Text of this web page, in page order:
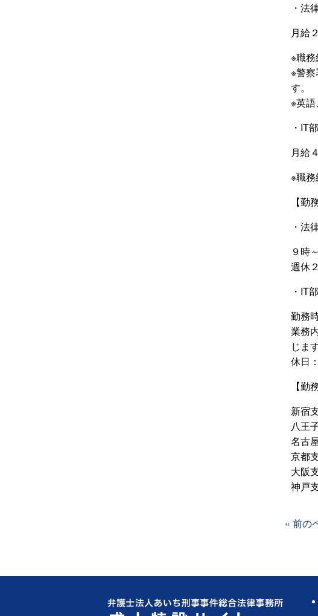
・法
月給
※職務
※警
す。
※英語
・IT
月給
※職務
【勤
・法
９時
週休
・IT
勤務
業務
じます
休日
【勤
新宿
八王
名古
京都
大阪
神戸
« 前の